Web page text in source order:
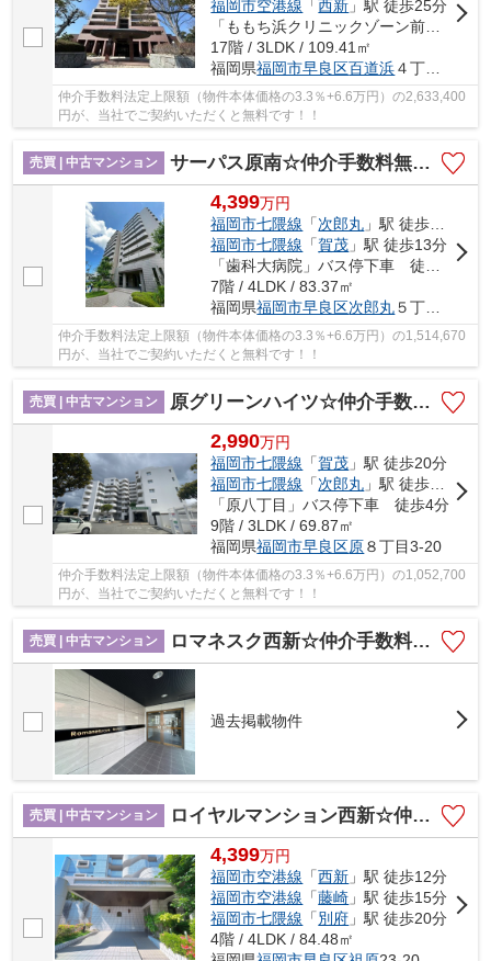
福岡市空港線 「西新 」駅 徒歩25分
「ももち浜クリニックゾーン前」バス停下車 徒歩5分
17階 / 3LDK / 109.41㎡
福岡県福岡市早良区百道浜４丁目31-10
仲介手数料法定上限額（物件本体価格の3.3％+6.6万円）の2,633,400
円が、当社でご契約いただくと無料です！！
売買 | 中古マンション サーパス原南☆仲介手数料無料☆
4,399万円
福岡市七隈線 「次郎丸 」駅 徒歩8分
福岡市七隈線 「賀茂 」駅 徒歩13分
7階 / 4LDK / 83.37㎡
福岡県福岡市早良区次郎丸５丁目11-56
仲介手数料法定上限額（物件本体価格の3.3％+6.6万円）の1,514,670
円が、当社でご契約いただくと無料です！！
売買 | 中古マンション 原グリーンハイツ☆仲介手数料無料☆
2,990万円
福岡市七隈線 「賀茂 」駅 徒歩20分
福岡市七隈線 「次郎丸 」駅 徒歩20分
「原八丁目」バス停下車 徒歩4分
9階 / 3LDK / 69.87㎡
福岡県福岡市早良区原８丁目3-20
仲介手数料法定上限額（物件本体価格の3.3％+6.6万円）の1,052,700
円が、当社でご契約いただくと無料です！！
売買 | 中古マンション ロマネスク西新☆仲介手数料無料☆
過去掲載物件
売買 | 中古マンション ロイヤルマンション西新☆仲介手数料無料☆
4,399万円
福岡市空港線 「西新 」駅 徒歩12分
福岡市空港線 「藤崎 」駅 徒歩15分
福岡市七隈線 「別府 」駅 徒歩20分
4階 / 4LDK / 84.48㎡